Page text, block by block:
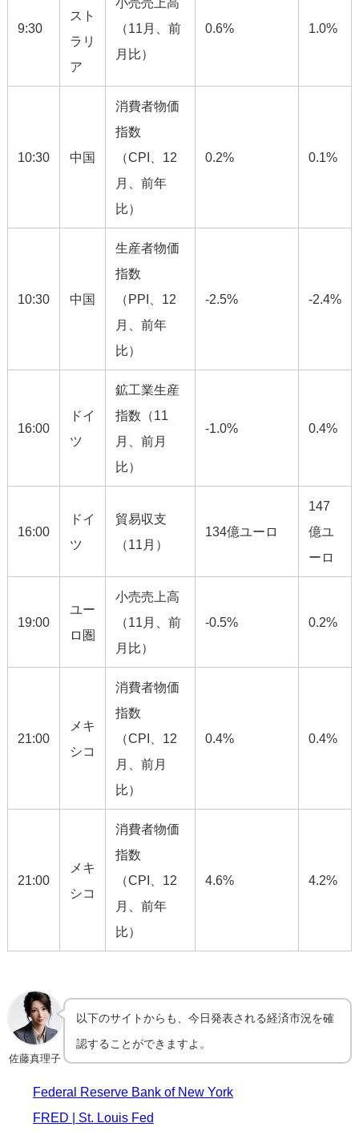
9:30
スト
ラリ
ア
（11月、前
月比）
0.6% 1.0%
10:30 中国
消費者物価
指数
（CPI、12
月、前年
比）
0.2% 0.1%
10:30 中国
生産者物価
指数
（PPI、12
月、前年
比）
-2.5% -2.4%
16:00
ドイ
ツ
鉱工業生産
指数（11
月、前月
比）
-1.0% 0.4%
16:00
ドイ
ツ
貿易収支
（11月）
134億ユーロ
147
億ユ
ーロ
19:00
ユー
ロ圏
小売売上高
（11月、前
月比）
-0.5% 0.2%
21:00
メキ
シコ
消費者物価
指数
（CPI、12
月、前月
比）
0.4% 0.4%
21:00
メキ
シコ
消費者物価
指数
（CPI、12
月、前年
比）
4.6% 4.2%
佐藤真理子
以下のサイトからも、今日発表される経済市況を確
認することができますよ。
Federal Reserve Bank of New York
FRED | St. Louis Fed